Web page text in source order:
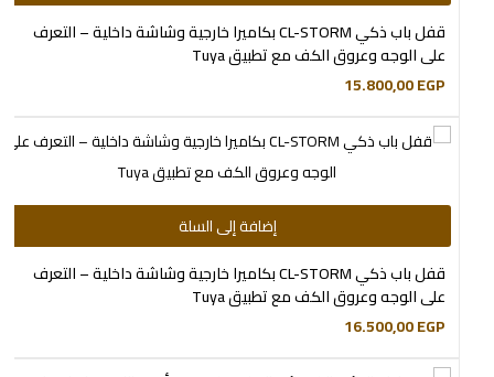
قفل باب ذكي CL-STORM بكاميرا خارجية وشاشة داخلية – التعرف
على الوجه وعروق الكف مع تطبيق Tuya
15.800,00EGP
إضافة إلى السلة
قفل باب ذكي CL-STORM بكاميرا خارجية وشاشة داخلية – التعرف
على الوجه وعروق الكف مع تطبيق Tuya
16.500,00EGP